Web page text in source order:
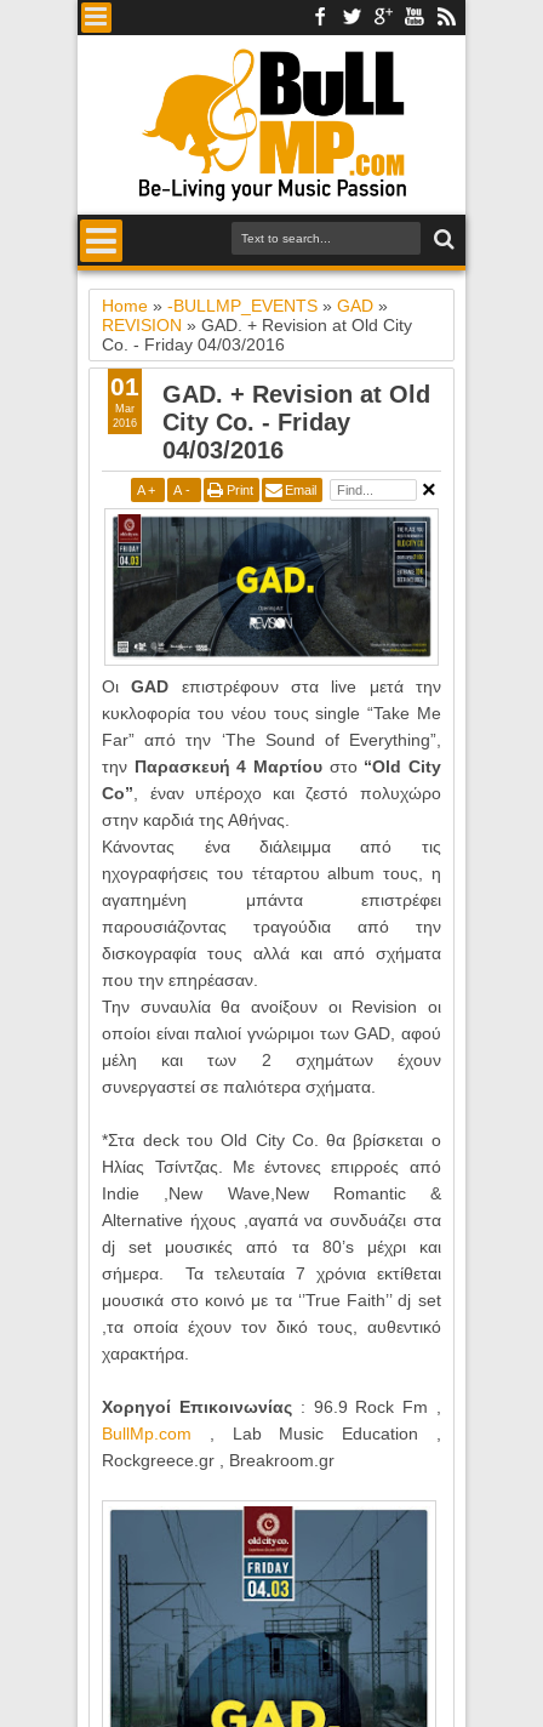
Home »-BULLMP_EVENTS »GAD »
REVISION »GAD. + Revision at Old City
Co. - Friday 04/03/2016
GAD. + Revision at Old
City Co. - Friday
04/03/2016
A + A - Print Email
ΟιGAD επιστρέφουν στα live μετά την
κυκλοφορία του νέου τους single “Take Me
Far” από την ‘The Sound of Everything”,
την Παρασκευή 4 Μαρτίου στο “Old City
Co”, έναν υπέροχο και ζεστό πολυχώρο
στην καρδιά της Αθήνας.
Κάνοντας ένα διάλειμμα από τις
ηχογραφήσεις του τέταρτου album τους, η
αγαπημένη μπάντα επιστρέφει
παρουσιάζοντας τραγούδια από την
δισκογραφία τους αλλά και από σχήματα
που την επηρέασαν.
Την συναυλία θα ανοίξουν οι Revision οι
οποίοι είναι παλιοί γνώριμοι των GAD, αφού
μέλη και των 2 σχημάτων έχουν
συνεργαστεί σε παλιότερα σχήματα.
*Στα deck του Old City Co. θα βρίσκεται ο
Ηλίας Τσίντζας. Με έντονες επιρροές από
Indie ,New Wave,New Romantic &
Alternative ήχους ,αγαπά να συνδυάζει στα
dj set μουσικές από τα 80’s μέχρι και
σήμερα. Τα τελευταία 7 χρόνια εκτίθεται
μουσικά στο κοινό με τα ‘’True Faith’’ dj set
,τα οποία έχουν τον δικό τους, αυθεντικό
χαρακτήρα.
Χορηγοί Επικοινωνίας: 96.9 Rock Fm ,
BullMp.com , Lab Music Education ,
Rockgreece.gr , Breakroom.gr
01
Mar
2016